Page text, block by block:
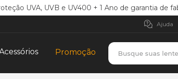
UVA, UVB e UV400 + 1 Ano de garantia de
Ajuda
Promoção
Busque suas